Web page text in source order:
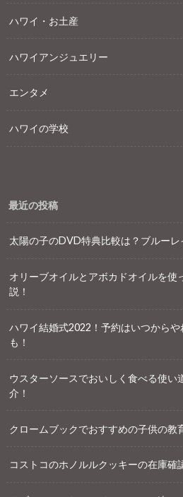
ハワイ・お土産
ハワイアンジュエリー
エンタメ
ハワイの学校
最近の投稿
太陽の子のDVD特典比較は？ブルーレ
オリーブオイルとアボカドオイルを使
説！
ハワイ結婚式2022！予約はいつから
も！
ウスターソースでおいしく食べる使い
介！
クロームブックでおすすめの子供の教
コストコのホノルルクッキーの在庫確